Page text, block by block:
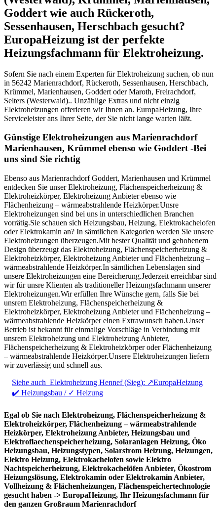
Goddert wie auch Rückeroth,
Sessenhausen, Herschbach gesucht?
EuropaHeizung ist der perfekte
Heizungsfachmann für Elektroheizung.
Sofern Sie nach einem Experten für Elektroheizung suchen, ob nun
in 56242 Marienrachdorf, Rückeroth, Sessenhausen, Herschbach,
Krümmel, Marienhausen, Goddert oder Maroth, Freirachdorf,
Selters (Westerwald).. Unzählige Extras und nicht einzig
Elektroheizungen offerieren wir Ihnen an. EuropaHeizung, Ihre
Serviceleister ans Ihrer Seite, der Sie nicht lange warten läßt.
Günstige Elektroheizungen aus Marienrachdorf
Marienhausen, Krümmel ebenso wie Goddert -Bei
uns sind Sie richtig
Ebenso aus Marienrachdorf Goddert, Marienhausen und Krümmel
entdecken Sie unser Elektroheizung, Flächenspeicherheizung &
Elektroheizkörper, Elektroheizung Anbieter ebenso wie
Flächenheizung – wärmeabstrahlende Heizkörper.Unsre
Elektroheizungen sind bei uns in unterschiedlichen Branchen
vorrätig.Sie schauen sich Heizungsbau, Heizung, Elektrokachelofen
oder Elektrokamin an? In sämtlichen Kategorien werden Sie unsere
Elektroheizungen überzeugen.Mit bester Qualität und gehobenem
Design überzeugt das Elektroheizung, Flächenspeicherheizung &
Elektroheizkörper, Elektroheizung Anbieter und Flächenheizung –
wärmeabstrahlende Heizkörper.In sämtlichen Lebenslagen sind
unsere Elektroheizungen eine Bereicherung.Jederzeit erreichbar sind
wir für unsre Klienten als traditioneller Heizungsfachmann unserer
Elektroheizungen.Wir erfüllen Ihre Wünsche gern, falls Sie bei
unsrem Elektroheizung, Flächenspeicherheizung &
Elektroheizkörper, Elektroheizung Anbieter und Flächenheizung –
wärmeabstrahlende Heizkörper einen Extrawunsch haben.Unser
Betrieb ist bekannt für einmalige Vorschläge in Verbindung mit
unsrem Elektroheizung und Elektroheizung Anbieter,
Flächenspeicherheizung & Elektroheizkörper oder Flächenheizung
– wärmeabstrahlende Heizkörper.Unsere Elektroheizungen liefern
wir zuverlässig und schnell aus.
Siehe auch Elektroheizung Hennef (Sieg): ↗️EuropaHeizung
✔️ Heizungsbau / ✓ Heizung
Egal ob Sie nach Elektroheizung, Flächenspeicherheizung &
Elektroheizkörper, Flächenheizung – wärmeabstrahlende
Heizkörper, Elektroheizung Anbieter, Heizungsbau und
Elektroflaechenspeicherheizung, Solaranlagen Heizung, Öko
Heizungsbau, Heizungstypen, Solarstrom Heizung, Heizungen,
Elektro Heizung, Elektrokachelofen sowie Elektro
Nachtspeicherheizung, Elektrokachelöfen Anbieter, Ökostrom
Heizungslösung, Elektrokamin oder Elektrokamin Anbieter,
Vollheizung & Flächenheizungen, Flächenspeichertechnologie
gesucht haben -> EuropaHeizung, Ihr Heizungsfachmann für
den ganzen Großraum Marienrachdorf